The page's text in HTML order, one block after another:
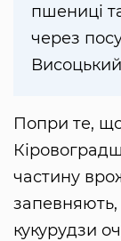
пшениці
через
Попри те,
частину
кукурудзи